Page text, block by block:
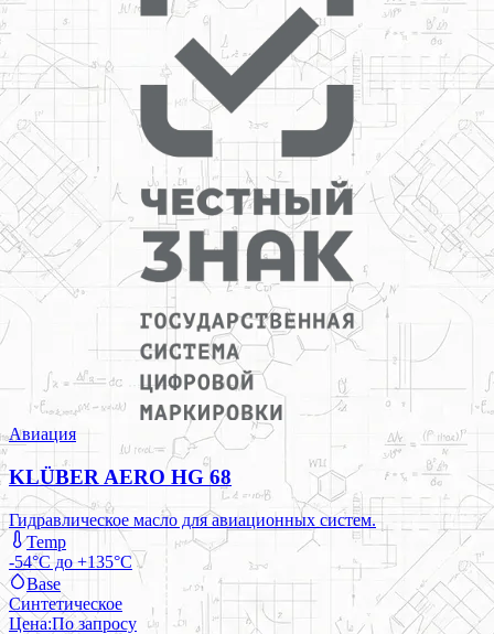
Авиация
KLÜBER AERO HG 68
Гидравлическое масло для авиационных систем.
Temp
-54°C до +135°C
Base
Синтетическое
Цена:По запросу